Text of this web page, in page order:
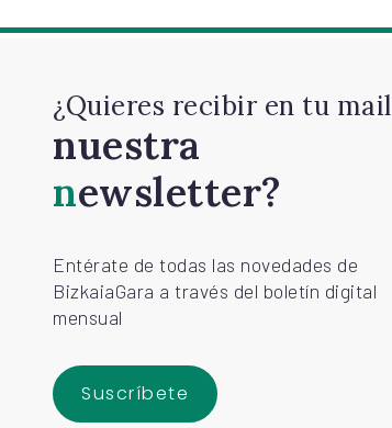
¿Quieres recibir en tu mail
nuestra
newsletter?
Entérate de todas las novedades de
BizkaiaGara a través del boletín digital
mensual
Suscríbete